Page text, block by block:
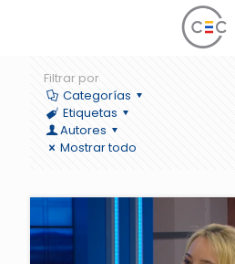
Filtrar por
Categorías
Etiquetas
Autores
Mostrar todo